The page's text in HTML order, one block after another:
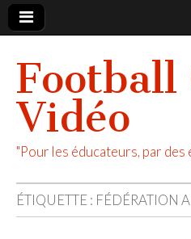
Football
Vidéo
"Pour les éducateurs, par des
ÉTIQUETTE : FÉDÉRATION